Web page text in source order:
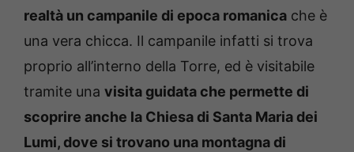
realtà un campanile di epoca romanica che è
una vera chicca. Il campanile infatti si trova
proprio all’interno della Torre, ed è visitabile
tramite una visita guidata che permette di
scoprire anche la Chiesa di Santa Maria dei
Lumi, dove si trovano una montagna di